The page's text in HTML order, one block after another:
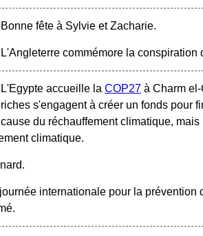
Bonne fête à Sylvie et Zacharie.
L'Angleterre commémore la conspiration
L'Egypte accueille la COP27 à Charm
riches s'engagent à créer un fonds pour
cause du réchauffement climatique,
climatique.
internationale pour la